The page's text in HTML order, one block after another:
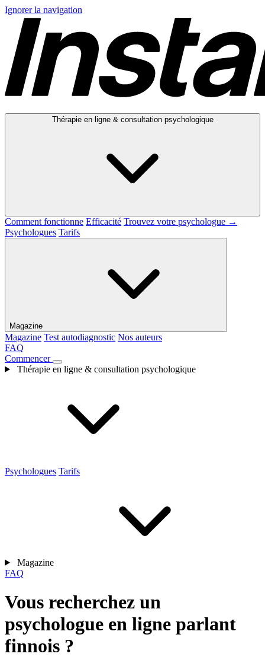
Ignorer la navigation
Thérapie en ligne & consultation psychologique
Comment fonctionne Efficacité Trouvez votre psychologue →
Psychologues Tarifs
Magazine
Magazine Test autodiagnostic Nos auteurs
FAQ
Commencer
Thérapie en ligne & consultation psychologique
Psychologues Tarifs
Magazine
FAQ
Vous recherchez un
psychologue en ligne parlant
finnois ?